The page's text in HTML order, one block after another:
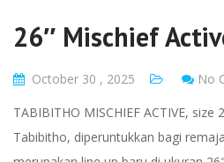
26″ Mischief
October 30 , 2025 No
TABIBITHO MISCHIEF ACTIVE, size
Tabibitho, diperuntukkan bagi